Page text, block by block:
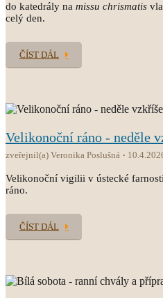
do katedrály na missu chrismatis
celý den.
ČÍST DÁL
Velikonoční ráno - neděle
zveřejnil(a) Veronika Poslušná
Velikonoční vigilii v ústecké
ráno.
ČÍST DÁL